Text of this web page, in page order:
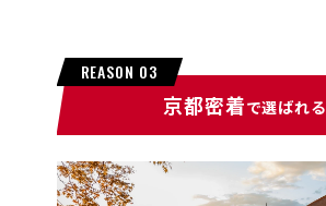
REASON 03
京都密着で選ばれる